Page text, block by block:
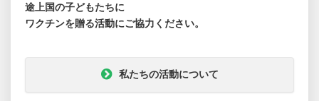
途上国の子どもたちに
ワクチンを贈る活動にご協力ください。
私たちの活動について